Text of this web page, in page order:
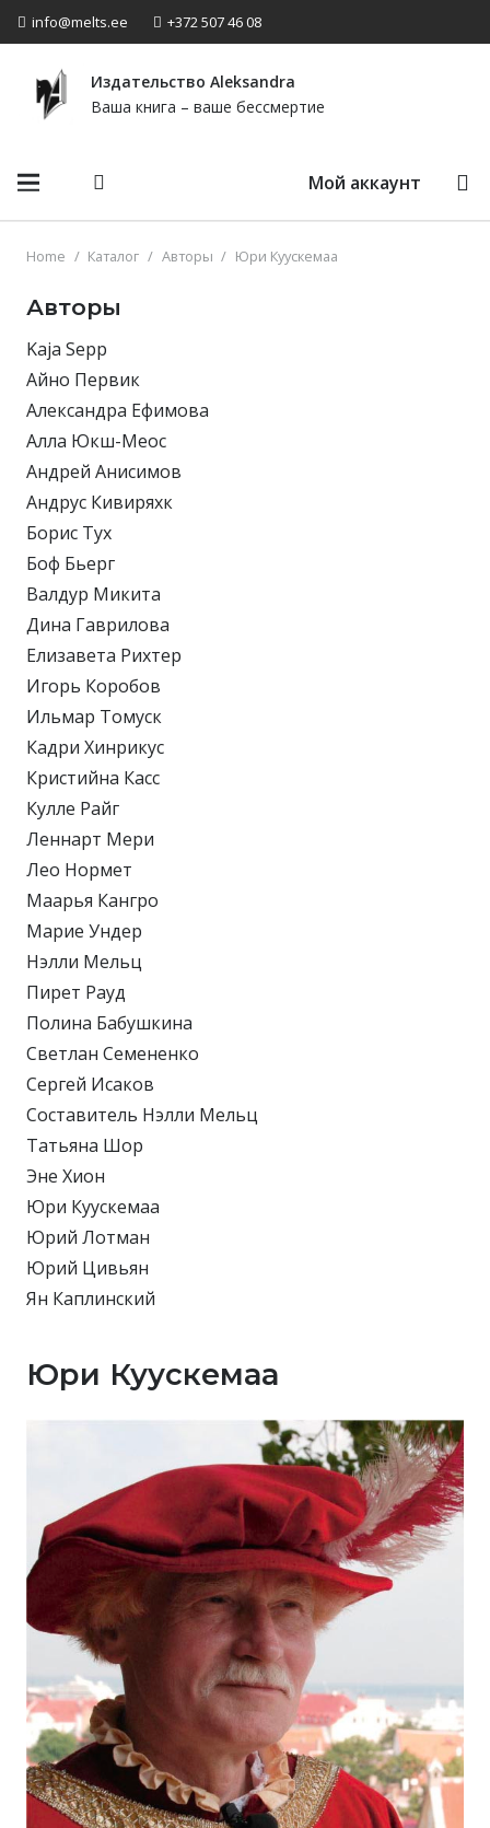
info@melts.ee +372 507 46 08
Издательство Аleksandra
Ваша книга – ваше бессмертие
Мой аккаунт
Home / Каталог / Авторы / Юри Куускемаа
Юри Куускемаа
Авторы
Kaja Sepp
Айно Первик
Александра Ефимова
Алла Юкш-Меос
Андрей Анисимов
Андрус Кивиряхк
Борис Тух
Боф Бьерг
Валдур Микита
Дина Гаврилова
Елизавета Рихтер
Игорь Коробов
Ильмар Томуск
Кадри Хинрикус
Кристийна Касс
Кулле Райг
Леннарт Мери
Лео Нормет
Маарья Кангро
Марие Ундер
Нэлли Мельц
Пирет Рауд
Полина Бабушкина
Светлан Семененко
Сергей Исаков
Составитель Нэлли Мельц
Татьяна Шор
Эне Хион
Юри Куускемаа
Юрий Лотман
Юрий Цивьян
Ян Каплинский